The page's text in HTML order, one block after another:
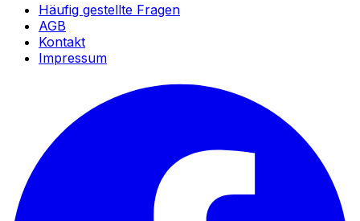
Häufig gestellte Fragen
AGB
Kontakt
Impressum